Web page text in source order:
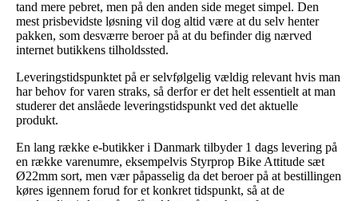
tand mere pebret, men på den anden side meget simpel. Den
mest prisbevidste løsning vil dog altid være at du selv henter
pakken, som desværre beroer på at du befinder dig nærved
internet butikkens tilholdssted.
Leveringstidspunktet på er selvfølgelig vældig relevant hvis man
har behov for varen straks, så derfor er det helt essentielt at man
studerer det anslåede leveringstidspunkt ved det aktuelle
produkt.
En lang række e-butikker i Danmark tilbyder 1 dags levering på
en række varenumre, eksempelvis Styrprop Bike Attitude sæt
Ø22mm sort, men vær påpasselig da det beroer på at bestillingen
køres igennem forud for et konkret tidspunkt, så at de